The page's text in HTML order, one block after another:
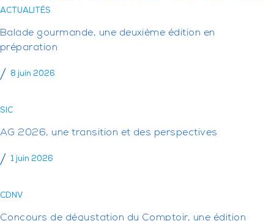
ACTUALITÉS
Balade gourmande, une deuxième édition en
préparation
8 juin 2026
SIC
AG 2026, une transition et des perspectives
1 juin 2026
CDNV
Concours de dégustation du Comptoir, une édition